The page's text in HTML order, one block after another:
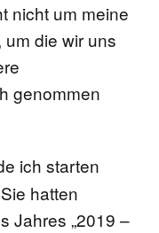
nicht um meine
die wir uns
genommen
ich starten
hatten
Jahres „2019 –